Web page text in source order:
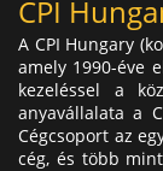
CPI
A CPI Hungary
amely 1990-éve
kezeléssel a
anyavállalata a
Cégcsoport az
cég, és több